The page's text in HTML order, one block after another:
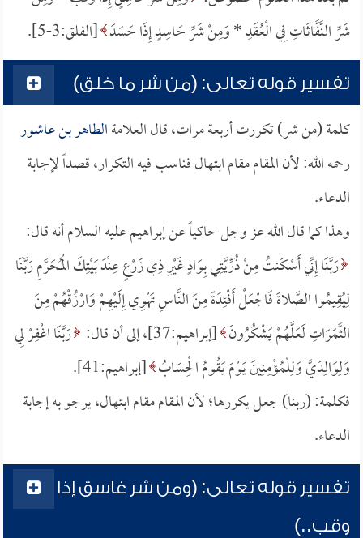
شَرِّ النَّفَّاثَاتِ فِي الْعُقَدِ *وَمِنْ شَرِّ حَاسِدٍ إِذَا حَسَدَ [الفلق:3-5].
تفسير قوله تعالى: (من شر ما خلق)
كلمة (من شر) تكررت أربعة مرات، قال العلامةالطاهر بن عاشور
رحمه الله: لأن المقام مقام ابتهال فناسب فيه التكرار، قصداً لإجابة
الدعاء.
وهذا كما قال الله عز وجل حاكياً عن إبراهيم عليه السلام أنه قال:
رَبَّنَا إِنِّي أَسْكَنتُ مِنْ ذُرِّيَّتِي بِوَادٍ غَيْرِ ذِي زَرْعٍ عِنْدَ بَيْتِكَ الْمُحَرَّمِ رَبَّنَا
لِيُقِيمُوا الصَّلاةَ فَاجْعَلْ أَفْئِدَةً مِنَ النَّاسِ تَهْوِي إِلَيْهِمْ وَارْزُقْهُمْ مِنَ
الثَّمَرَاتِ لَعَلَّهُمْ يَشْكُرُونَ [إبراهيم:37]، إلى أن قال:
رَبَّنَا اغْفِرْ لِي
وَلِوَالِدَيَّ وَلِلْمُؤْمِنِينَ يَوْمَ يَقُومُ الْحِسَابُ [إبراهيم:41].
فكلمة: (ربنا) جعل يكررها؛ لأن المقام مقام ابتهال، يرجو به إجابة
الدعاء.
تفسير قوله تعالى: (ومن شر غاسق إذا
وقب..)